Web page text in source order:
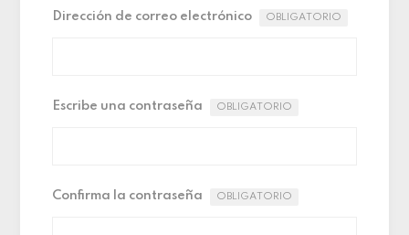
Dirección de correo electrónico OBLIGATORIO
Escribe una contraseña OBLIGATORIO
Confirma la contraseña OBLIGATORIO